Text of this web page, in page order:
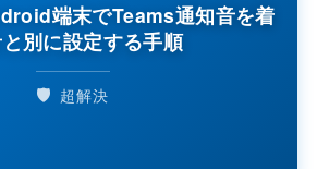
端末でTeams通知音を着
別に設定する手順
🛡️ 超解決